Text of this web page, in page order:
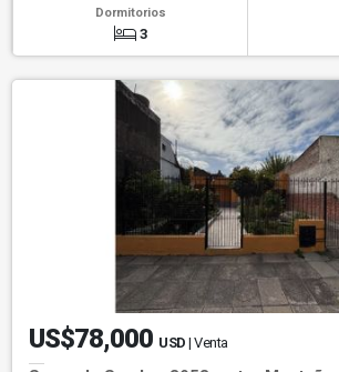
Dormitorios
3
US$78,000 USD | Venta